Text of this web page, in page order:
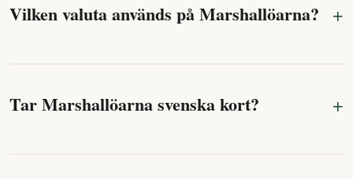
Vilken valuta används på Marshallöarna?
Tar Marshallöarna svenska kort?